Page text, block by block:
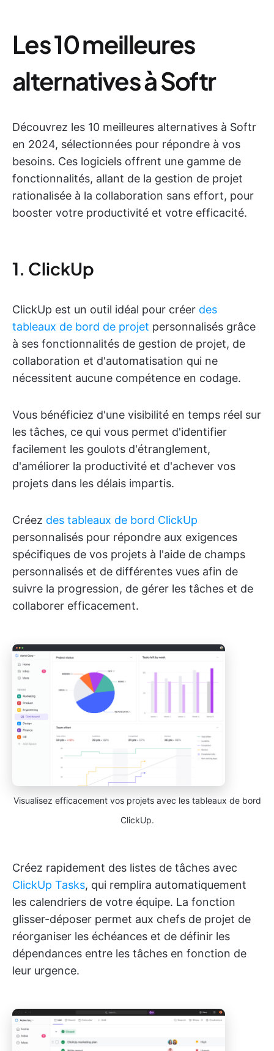
Les 10 meilleures
alternatives à Softr
Découvrez les 10 meilleures alternatives à Softr
en 2024, sélectionnées pour répondre à vos
besoins. Ces logiciels offrent une gamme de
fonctionnalités, allant de la gestion de projet
rationalisée à la collaboration sans effort, pour
booster votre productivité et votre efficacité.
1. ClickUp
ClickUp est un outil idéal pour créer des
tableaux de bord de projet personnalisés grâce
à ses fonctionnalités de gestion de projet, de
collaboration et d'automatisation qui ne
nécessitent aucune compétence en codage.
Vous bénéficiez d'une visibilité en temps réel sur
les tâches, ce qui vous permet d'identifier
facilement les goulots d'étranglement,
d'améliorer la productivité et d'achever vos
projets dans les délais impartis.
Créez des tableaux de bord ClickUp
personnalisés pour répondre aux exigences
spécifiques de vos projets à l'aide de champs
personnalisés et de différentes vues afin de
suivre la progression, de gérer les tâches et de
collaborer efficacement.
Visualisez efficacement vos projets avec les tableaux de bord
ClickUp.
Créez rapidement des listes de tâches avec
ClickUp Tasks, qui remplira automatiquement
les calendriers de votre équipe. La fonction
glisser-déposer permet aux chefs de projet de
réorganiser les échéances et de définir les
dépendances entre les tâches en fonction de
leur urgence.